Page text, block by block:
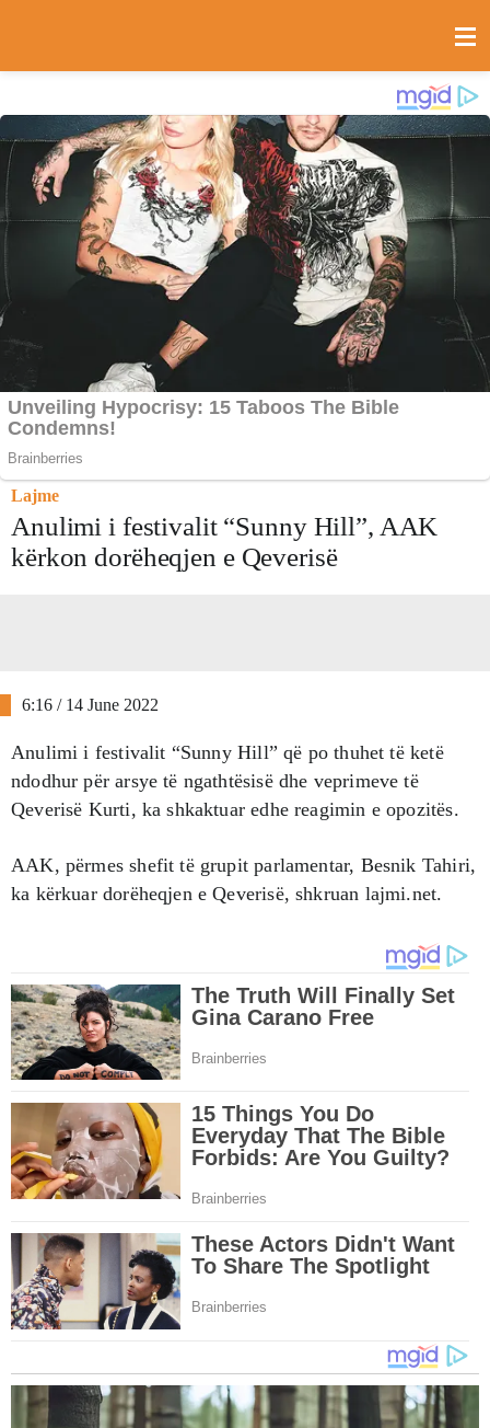
Lajme
Anulimi i festivalit “Sunny Hill”, AAK
kërkon dorëheqjen e Qeverisë
6:16 / 14 June 2022
Anulimi i festivalit “Sunny Hill” që po thuhet të ketë
ndodhur për arsye të ngathtësisë dhe veprimeve të
Qeverisë Kurti, ka shkaktuar edhe reagimin e opozitës.
AAK, përmes shefit të grupit parlamentar, Besnik Tahiri,
ka kërkuar dorëheqjen e Qeverisë, shkruan lajmi.net.